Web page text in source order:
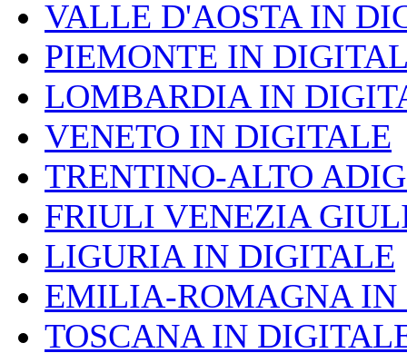
VALLE D'AOSTA IN
PIEMONTE IN
LOMBARDIA IN
VENETO IN DIGITALE
TRENTINO-ALTO
FRIULI VENEZIA
LIGURIA IN DIGITALE
EMILIA-ROMAGNA IN
TOSCANA IN